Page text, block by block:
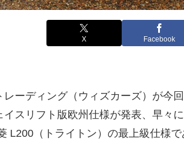
X Facebook
レーディング（ウィズカーズ）が今
イスリフト版欧州仕様が発表、早々
L200（トライトン）の最上級仕様